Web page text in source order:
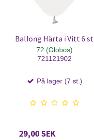
Ballong Härta i Vitt 6 st
72 (Globos)
721121902
På lager (7 st.)
29,00 SEK